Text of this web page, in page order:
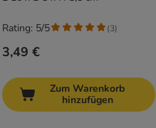
3,49 €
Rating: 5/5 (3)
Zum Warenkorb
hinzufügen